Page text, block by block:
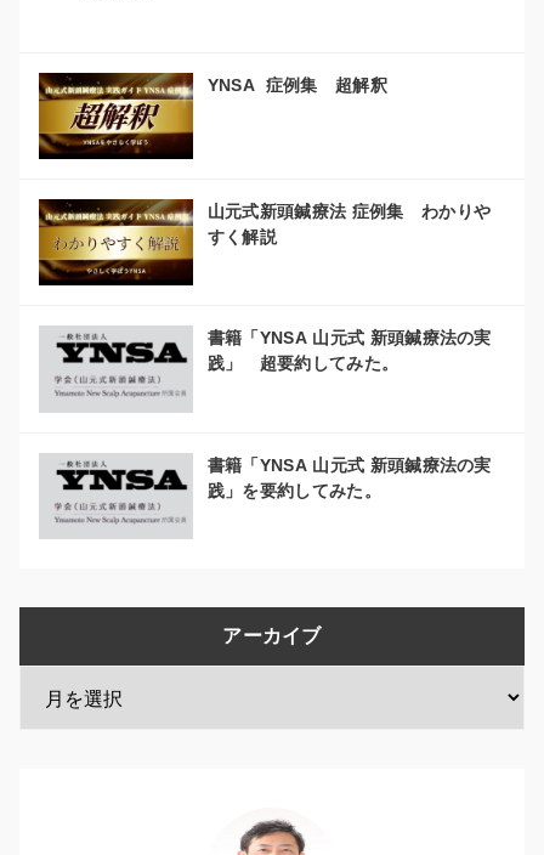
YNSA 症例集 超解釈
山元式新頭鍼療法 症例集 わかりや
すく解説
書籍「YNSA 山元式 新頭鍼療法の実
践」 超要約してみた。
書籍「YNSA 山元式 新頭鍼療法の実
践」を要約してみた。
アーカイブ